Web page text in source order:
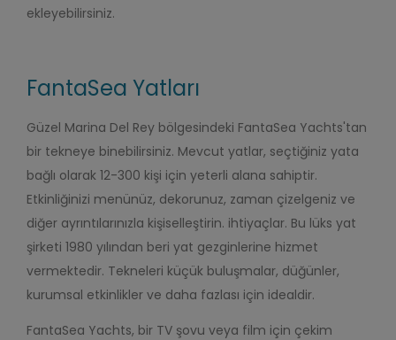
ekleyebilirsiniz.
FantaSea Yatları
Güzel Marina Del Rey bölgesindeki FantaSea Yachts'tan
bir tekneye binebilirsiniz. Mevcut yatlar, seçtiğiniz yata
bağlı olarak 12-300 kişi için yeterli alana sahiptir.
Etkinliğinizi menünüz, dekorunuz, zaman çizelgeniz ve
diğer ayrıntılarınızla kişiselleştirin. ihtiyaçlar. Bu lüks yat
şirketi 1980 yılından beri yat gezginlerine hizmet
vermektedir. Tekneleri küçük buluşmalar, düğünler,
kurumsal etkinlikler ve daha fazlası için idealdir.
FantaSea Yachts, bir TV şovu veya film için çekim